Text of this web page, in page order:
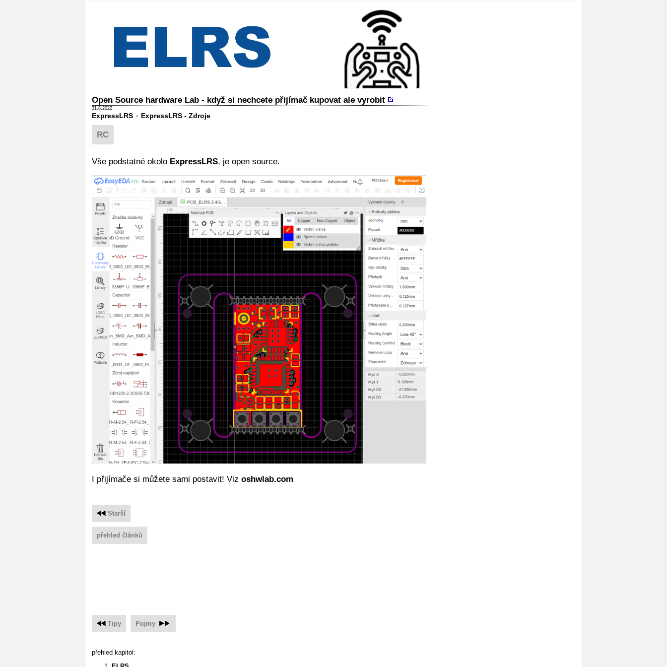
Open Source hardware Lab - když si nechcete přijímač kupovat ale vyrobit
31.8.2022
ExpressLRS - ExpressLRS - Zdroje
RC
Vše podstatné okolo ExpressLRS, je open source.
I přijímače si můžete sami postavit! Viz oshwlab.com
Starší
přehled článků
Tipy Pojmy
přehled kapitol: